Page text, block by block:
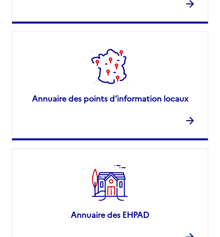
Annuaire des points d’information locaux
Annuaire des EHPAD